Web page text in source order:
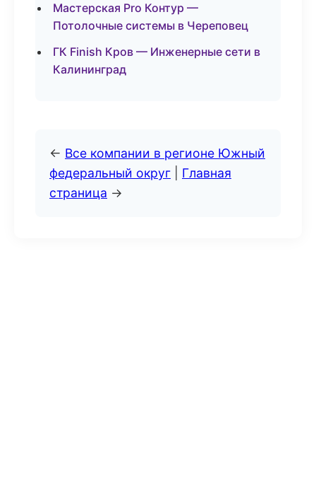
Мастерская Pro Контур —
Потолочные системы в Череповец
ГК Finish Кров — Инженерные сети в
Калининград
← Все компании в регионе Южный
федеральный округ
Главная
страница →